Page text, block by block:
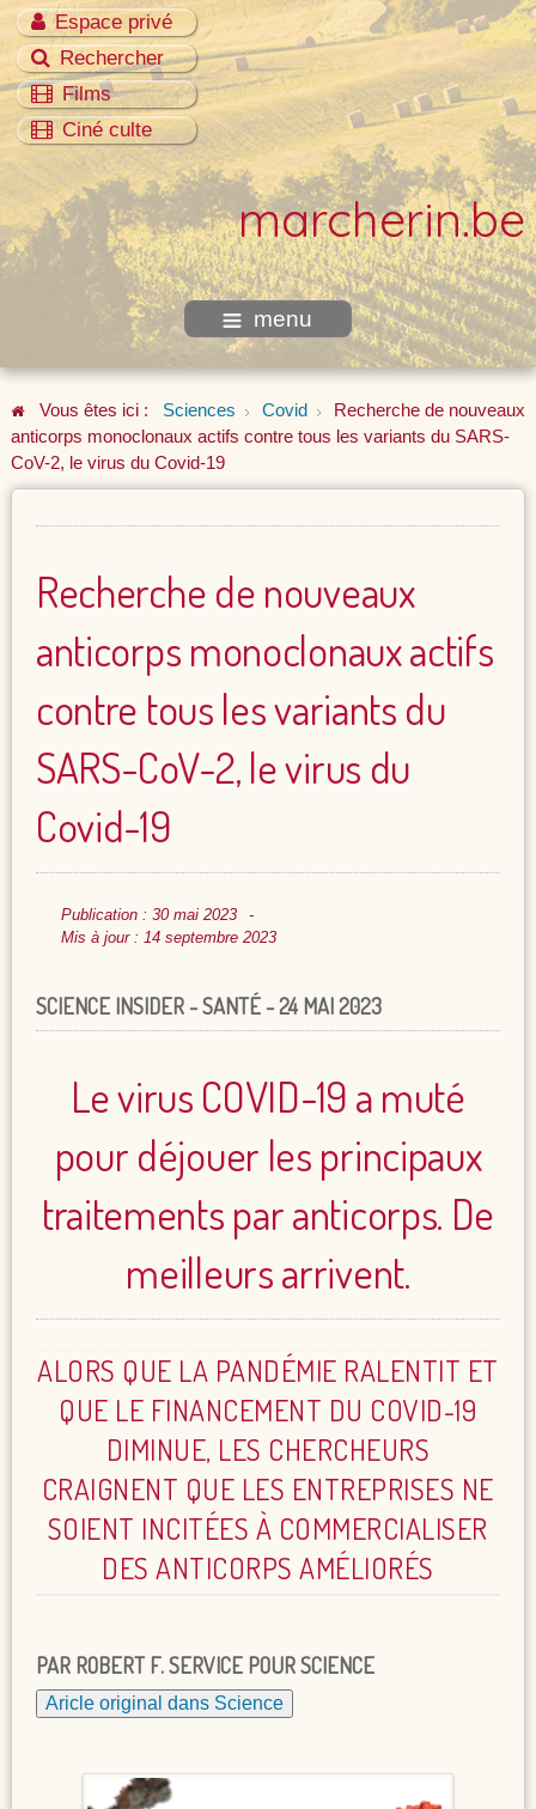
Espace privé
Rechercher
Films
Ciné culte
marcherin.be
menu
Vous êtes ici : Sciences Covid
Recherche de nouveaux
anticorps monoclonaux actifs contre tous les variants du SARS-
CoV-2, le virus du Covid-19
Recherche de nouveaux
anticorps monoclonaux actifs
contre tous les variants du
SARS-CoV-2, le virus du
Covid-19
Publication : 30 mai 2023
Mis à jour : 14 septembre 2023
SCIENCE INSIDER - SANTÉ - 24 MAI 2023
Le virus COVID-19 a muté
pour déjouer les principaux
traitements par anticorps. De
meilleurs arrivent.
ALORS QUE LA PANDÉMIE RALENTIT ET
QUE LE FINANCEMENT DU COVID-19
DIMINUE, LES CHERCHEURS
CRAIGNENT QUE LES ENTREPRISES NE
SOIENT INCITÉES À COMMERCIALISER
DES ANTICORPS AMÉLIORÉS
PAR ROBERT F. SERVICE POUR SCIENCE
Aricle original dans Science